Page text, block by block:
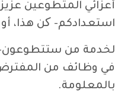
أعزائي المتطوعين
استعدادكم- کن هذا،
لخدمة من ستتطوعون-
في وظائف من المفترض
بالمعلومة.